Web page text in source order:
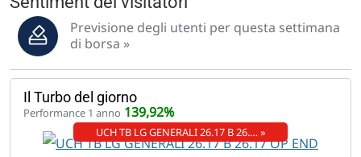
Previsione degli utenti per questa settimana
di borsa »
Il Turbo del giorno
Performance 1 anno 139,92%
UCH TB LG GENERALI 26.17 B 26.… »